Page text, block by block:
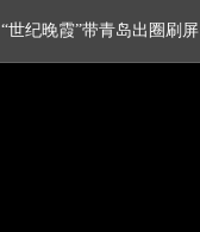
“世纪晚霞”带青岛出圈刷